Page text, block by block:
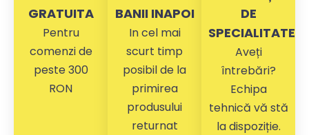
GRATUITA
Pentru
comenzi de
peste 300
RON
BANII INAPOI
In cel mai
scurt timp
posibil de la
primirea
produsului
returnat
DE
SPECIALITATE
Aveți
întrebări?
Echipa
tehnică vă stă
la dispoziție.